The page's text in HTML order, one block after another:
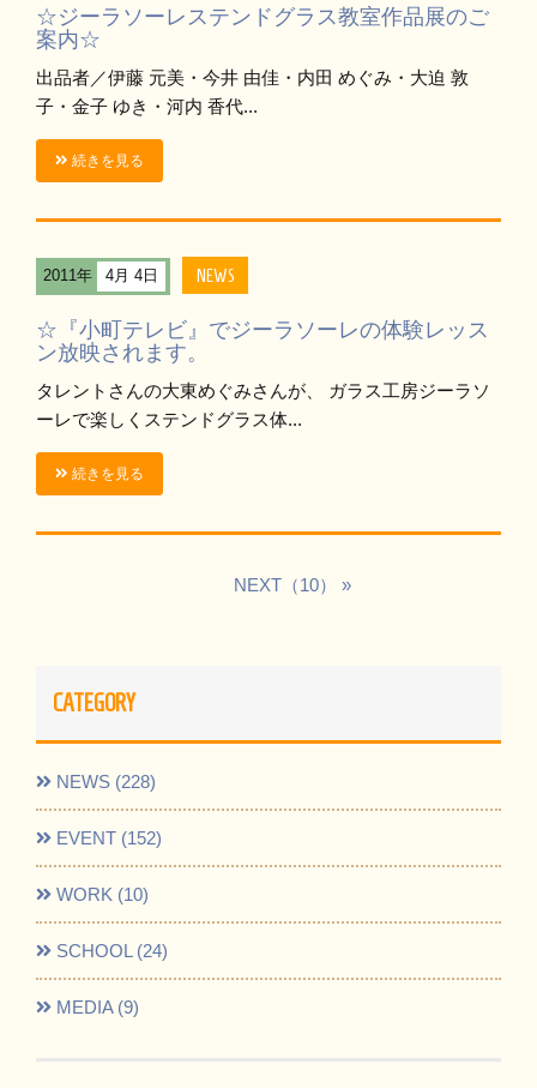
☆ジーラソーレステンドグラス教室作品展のご
案内☆
出品者／伊藤 元美・今井 由佳・内田 めぐみ・大迫 敦
子・金子 ゆき・河内 香代...
続きを見る
2011年 4月 4日 NEWS
☆『小町テレビ』でジーラソーレの体験レッス
ン放映されます。
タレントさんの大東めぐみさんが、 ガラス工房ジーラソ
ーレで楽しくステンドグラス体...
続きを見る
NEXT（10）
CATEGORY
NEWS (228)
EVENT (152)
WORK (10)
SCHOOL (24)
MEDIA (9)